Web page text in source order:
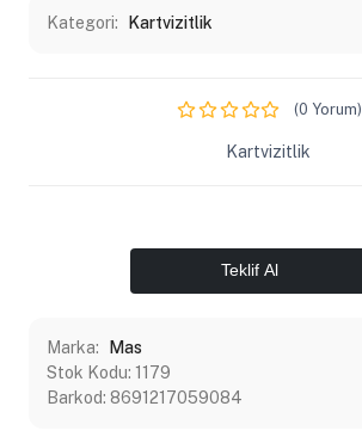
Kategori: Kartvizitlik
(0 Yorum)
Kartvizitlik
Teklif Al
Marka:
Mas
Stok Kodu: 1179
Barkod: 8691217059084